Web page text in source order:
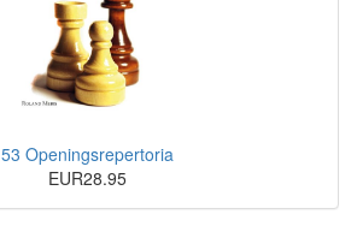
53 Openingsrepertoria
EUR28.95